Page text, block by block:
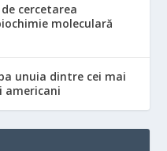
cercetarea
moleculară
unuia dintre cei mai
americani